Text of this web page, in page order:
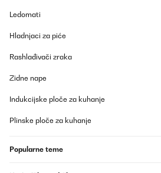
Ich sag’s gleich: Der Klarstein
braucht keinen Kaffee und sorgt dafür,
Nicht zu warm, nicht zu kalt – einfach
komplette Palette Red Bull, unten
nerviges Brummen, kein Summen, nur
sich ein kühles Getränk gönnt. Die
klein.Fazit:Klein, cool und absolut
Ledomati
Hladnjaci za piće
Rashlađivači zraka
Zidne nape
Indukcijske ploče za kuhanje
Plinske ploče za kuhanje
Popularne teme